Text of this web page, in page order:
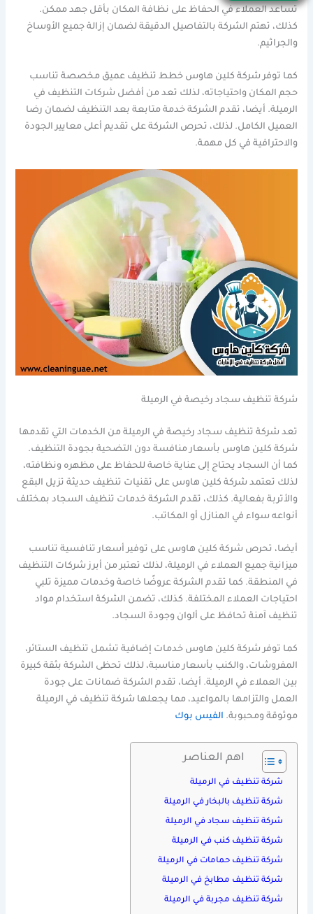
تساعد العملاء في الحفاظ على نظافة المكان بأقل جهد ممكن.
كذلك، تهتم الشركة بالتفاصيل الدقيقة لضمان إزالة جميع الأوساخ
والجراثيم.
كما توفر شركة كلين هاوس خطط تنظيف عميق مخصصة تناسب
حجم المكان واحتياجاته، لذلك تعد من أفضل شركات التنظيف في
الرميلة. أيضا، تقدم الشركة خدمة متابعة بعد التنظيف لضمان رضا
العميل الكامل. لذلك، تحرص الشركة على تقديم أعلى معايير الجودة
والاحترافية في كل مهمة.
شركة تنظيف سجاد رخيصة في الرميلة
تعد شركة تنظيف سجاد رخيصة في الرميلة من الخدمات التي تقدمها
شركة كلين هاوس بأسعار منافسة دون التضحية بجودة التنظيف.
كما أن السجاد يحتاج إلى عناية خاصة للحفاظ على مظهره ونظافته،
لذلك تعتمد شركة كلين هاوس على تقنيات تنظيف حديثة تزيل البقع
والأتربة بفعالية. كذلك، تقدم الشركة خدمات تنظيف السجاد بمختلف
أنواعه سواء في المنازل أو المكاتب.
أيضا، تحرص شركة كلين هاوس على توفير أسعار تنافسية تناسب
ميزانية جميع العملاء في الرميلة، لذلك تعتبر من أبرز شركات التنظيف
في المنطقة. كما تقدم الشركة عروضًا خاصة وخدمات مميزة تلبي
احتياجات العملاء المختلفة. كذلك، تضمن الشركة استخدام مواد
تنظيف آمنة تحافظ على ألوان وجودة السجاد.
كما توفر شركة كلين هاوس خدمات إضافية تشمل تنظيف الستائر،
المفروشات، والكنب بأسعار مناسبة، لذلك تحظى الشركة بثقة كبيرة
بين العملاء في الرميلة. أيضا، تقدم الشركة ضمانات على جودة
العمل والتزامها بالمواعيد، مما يجعلها شركة تنظيف في الرميلة
موثوقة ومحبوبة. الفيس بوك
اهم العناصر
شركة تنظيف في الرميلة
شركة تنظيف بالبخار في الرميلة
شركة تنظيف سجاد في الرميلة
شركة تنظيف كنب في الرميلة
شركة تنظيف حمامات في الرميلة
شركة تنظيف مطابخ في الرميلة
شركة تنظيف مجربة في الرميلة